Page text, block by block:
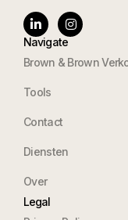
Navigate
Brown & Brown
Tools
Contact
Diensten
Over
Legal